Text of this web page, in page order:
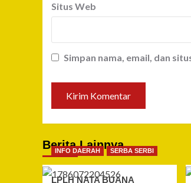
Situs Web
Simpan nama, email, dan
Berita Lainnya
INFO DAERAH SERBA SERBI
LPLH NATA BUANA